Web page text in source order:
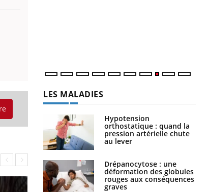
LES MALADIES
Hypotension
orthostatique : quand la
pression artérielle chute
au lever
Drépanocytose : une
déformation des globules
rouges aux conséquences
graves